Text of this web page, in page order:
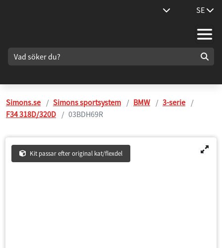
SE
Simons.se Simons sportsystem BMW
3-serie
F34 318D/320D
03BDH69R
Kit passar efter original kat/flexdel